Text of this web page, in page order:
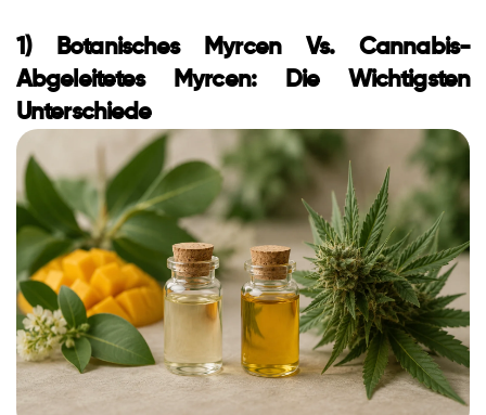
1) Botanisches Myrcen Vs. Cannabis-
Abgeleitetes Myrcen: Die Wichtigsten
Unterschiede